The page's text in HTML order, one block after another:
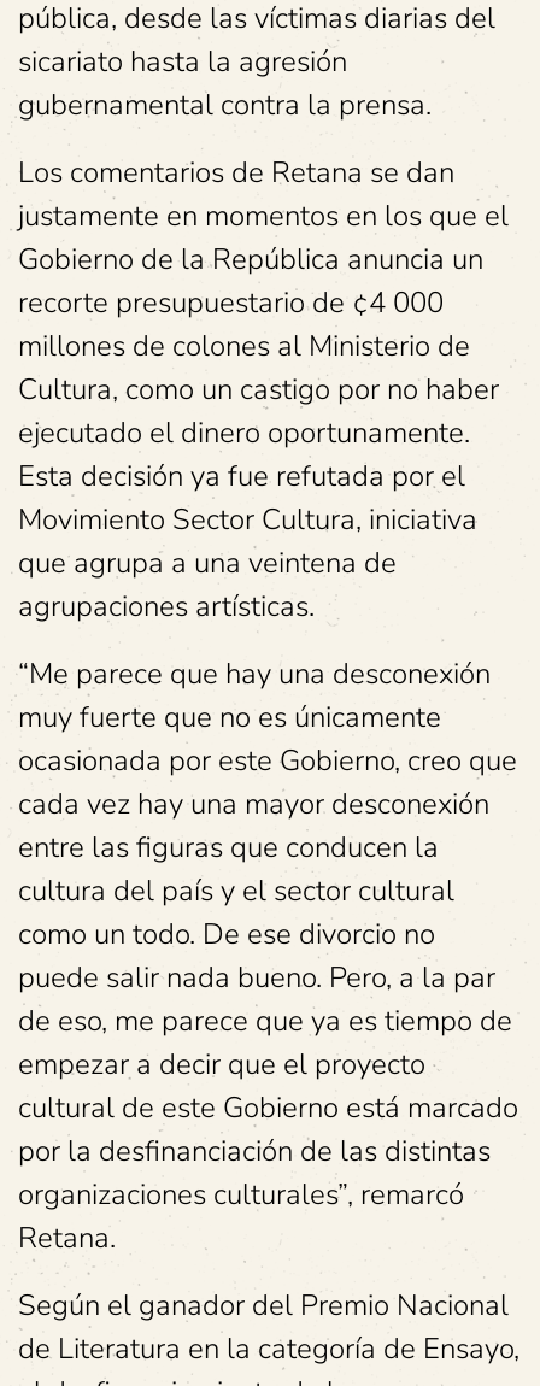
pública, desde las víctimas diarias del
sicariato hasta la agresión
gubernamental contra la prensa.
Los comentarios de Retana se dan
justamente en momentos en los que el
Gobierno de la República anuncia un
recorte presupuestario de ¢4 000
millones de colones al Ministerio de
Cultura, como un castigo por no haber
ejecutado el dinero oportunamente.
Esta decisión ya fue refutada por el
Movimiento Sector Cultura, iniciativa
que agrupa a una veintena de
agrupaciones artísticas.
“Me parece que hay una desconexión
muy fuerte que no es únicamente
ocasionada por este Gobierno, creo que
cada vez hay una mayor desconexión
entre las figuras que conducen la
cultura del país y el sector cultural
como un todo. De ese divorcio no
puede salir nada bueno. Pero, a la par
de eso, me parece que ya es tiempo de
empezar a decir que el proyecto
cultural de este Gobierno está marcado
por la desfinanciación de las distintas
organizaciones culturales”, remarcó
Retana.
Según el ganador del Premio Nacional
de Literatura en la categoría de Ensayo,